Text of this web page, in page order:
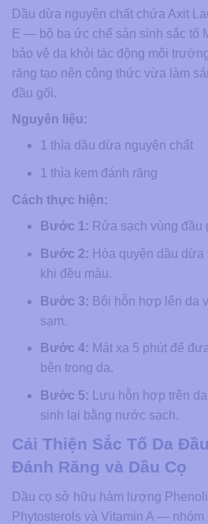
Dầu dừa nguyên chất chứa Axit
E — bộ ba ức chế sản sinh sắc tố
bảo vệ da khỏi tác động môi
răng tạo nên công thức vừa làm
đầu gối.
Nguyên liệu:
1 thìa dầu dừa nguyên chất
1 thìa kem đánh răng
Cách thực hiện:
Bước 1: Rửa sạch vùng đầu
Bước 2: Hòa quyện dầu dừa
khi đều màu.
Bước 3: Bôi hỗn hợp lên da
sạm.
Bước 4: Mát xa 5 phút để
bên trong da.
Bước 5: Lưu hỗn hợp trên
sinh lại bằng nước sạch.
Cải Thiện Sắc Tố Da
Đánh Răng và Dầu Cọ
Dầu cọ sở hữu hàm lượng
Phytosterols và Vitamin A — nhóm